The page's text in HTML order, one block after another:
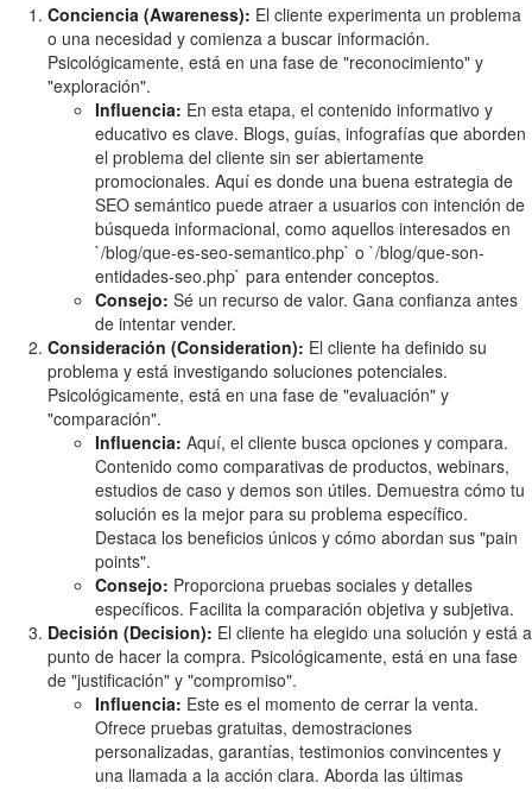
Conciencia (Awareness): El cliente experimenta un problema
o una necesidad y comienza a buscar información.
Psicológicamente, está en una fase de "reconocimiento" y
"exploración".
Influencia: En esta etapa, el contenido informativo y
educativo es clave. Blogs, guías, infografías que aborden
el problema del cliente sin ser abiertamente
promocionales. Aquí es donde una buena estrategia de
SEO semántico puede atraer a usuarios con intención de
búsqueda informacional, como aquellos interesados en
`/blog/que-es-seo-semantico.php` o `/blog/que-son-
entidades-seo.php` para entender conceptos.
Consejo: Sé un recurso de valor. Gana confianza antes
de intentar vender.
Consideración (Consideration): El cliente ha definido su
problema y está investigando soluciones potenciales.
Psicológicamente, está en una fase de "evaluación" y
"comparación".
Influencia: Aquí, el cliente busca opciones y compara.
Contenido como comparativas de productos, webinars,
estudios de caso y demos son útiles. Demuestra cómo tu
solución es la mejor para su problema específico.
Destaca los beneficios únicos y cómo abordan sus "pain
points".
Consejo: Proporciona pruebas sociales y detalles
específicos. Facilita la comparación objetiva y subjetiva.
Decisión (Decision): El cliente ha elegido una solución y está a
punto de hacer la compra. Psicológicamente, está en una fase
de "justificación" y "compromiso".
Influencia: Este es el momento de cerrar la venta.
Ofrece pruebas gratuitas, demostraciones
personalizadas, garantías, testimonios convincentes y
una llamada a la acción clara. Aborda las últimas